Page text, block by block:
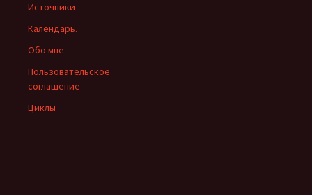
Источники
Календарь.
Обо мне
Пользовательское
соглашение
Циклы